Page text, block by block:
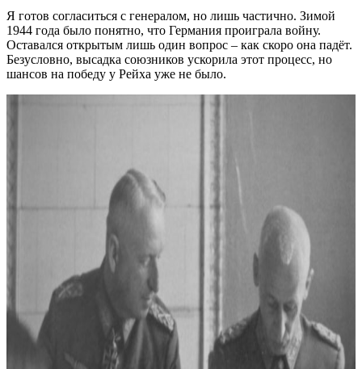
Я готов согласиться с генералом, но лишь частично. Зимой
1944 года было понятно, что Германия проиграла войну.
Оставался открытым лишь один вопрос – как скоро она падёт.
Безусловно, высадка союзников ускорила этот процесс, но
шансов на победу у Рейха уже не было.